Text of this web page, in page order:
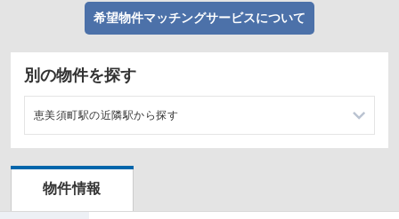
希望物件マッチングサービスについて
別の物件を探す
恵美須町駅の近隣駅から探す
日本橋駅の店舗物件・貸店舗・テナント一覧
物件情報